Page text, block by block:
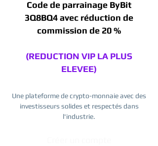
Code de parrainage ByBit
3Q8BQ4 avec réduction de
commission de 20 %
(REDUCTION VIP LA PLUS
ELEVEE)
Une plateforme de crypto-monnaie avec des
investisseurs solides et respectés dans
l'industrie.